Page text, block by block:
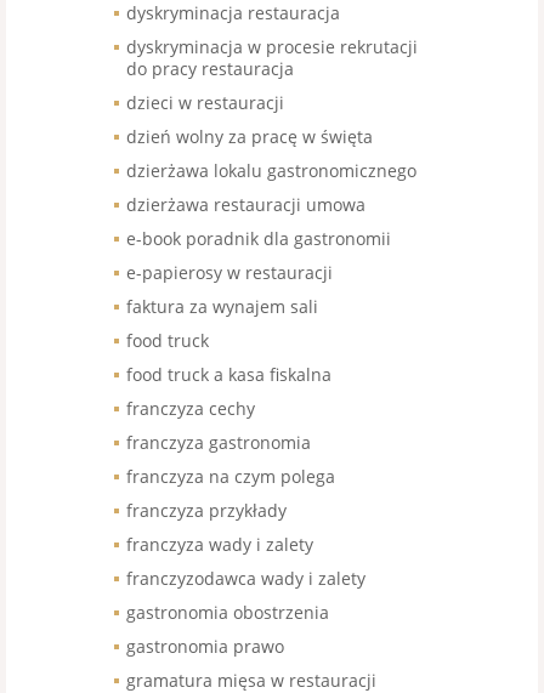
dyskryminacja restauracja
dyskryminacja w procesie rekrutacji
do pracy restauracja
dzieci w restauracji
dzień wolny za pracę w święta
dzierżawa lokalu gastronomicznego
dzierżawa restauracji umowa
e-book poradnik dla gastronomii
e-papierosy w restauracji
faktura za wynajem sali
food truck
food truck a kasa fiskalna
franczyza cechy
franczyza gastronomia
franczyza na czym polega
franczyza przykłady
franczyza wady i zalety
franczyzodawca wady i zalety
gastronomia obostrzenia
gastronomia prawo
gramatura mięsa w restauracji